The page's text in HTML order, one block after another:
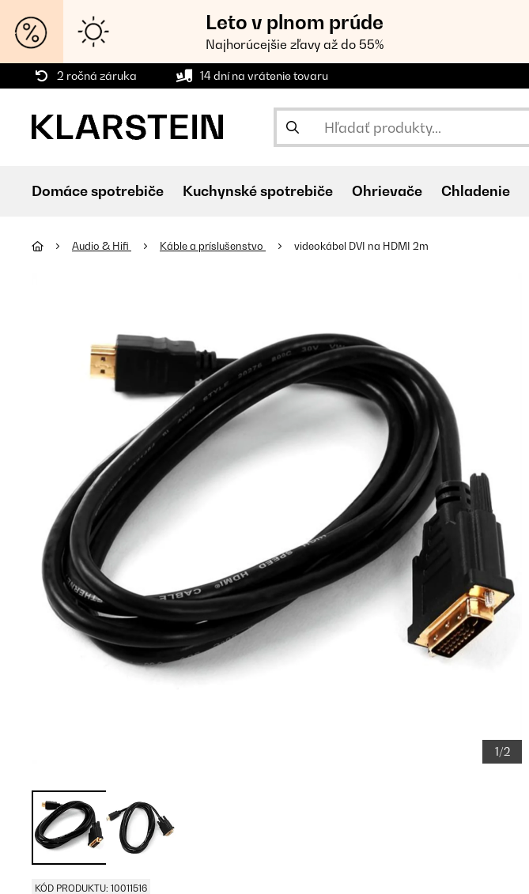
Leto v plnom prúde
Najhorúcejšie zľavy až do 55%
2 ročná záruka 14 dní na vrátenie tovaru
Domáce spotrebiče Kuchynské spotrebiče Ohrievače Chladenie
Audio & Hifi Káble a príslušenstvo videokábel DVI na HDMI 2m
1/2
KÓD PRODUKTU: 10011516